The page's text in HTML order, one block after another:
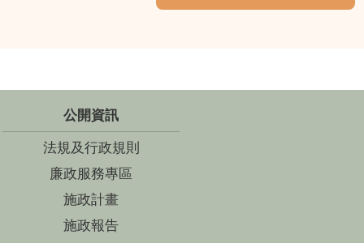
公開資訊
法規及行政規則
廉政服務專區
施政計畫
施政報告